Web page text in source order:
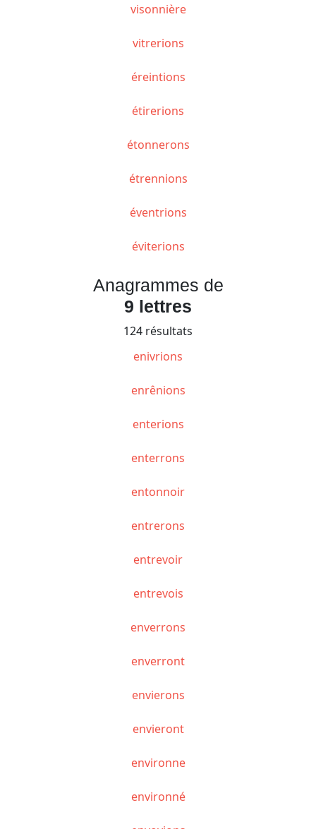
visonnière
vitrerions
éreintions
étirerions
étonnerons
étrennions
éventrions
éviterions
Anagrammes de
9 lettres
124 résultats
enivrions
enrênions
enterions
enterrons
entonnoir
entrerons
entrevoir
entrevois
enverrons
enverront
envierons
envieront
environne
environné